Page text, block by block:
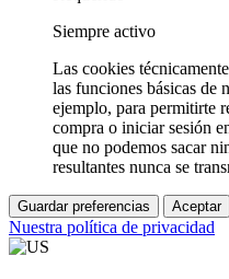
Siempre activo
Las cookies
las funciones básicas de
ejemplo, para permitirte
compra o iniciar sesión
que no podemos sacar
resultantes nunca se
Guardar preferencias Aceptar
Nuestra política de privacidad